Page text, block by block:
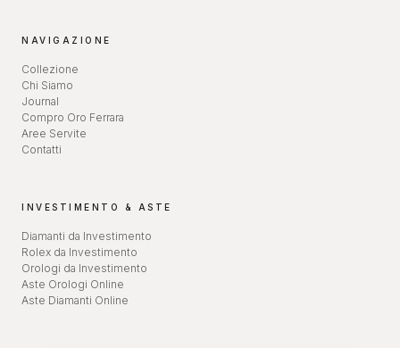
NAVIGAZIONE
Collezione
Chi Siamo
Journal
Compro Oro Ferrara
Aree Servite
Contatti
INVESTIMENTO & ASTE
Diamanti da Investimento
Rolex da Investimento
Orologi da Investimento
Aste Orologi Online
Aste Diamanti Online